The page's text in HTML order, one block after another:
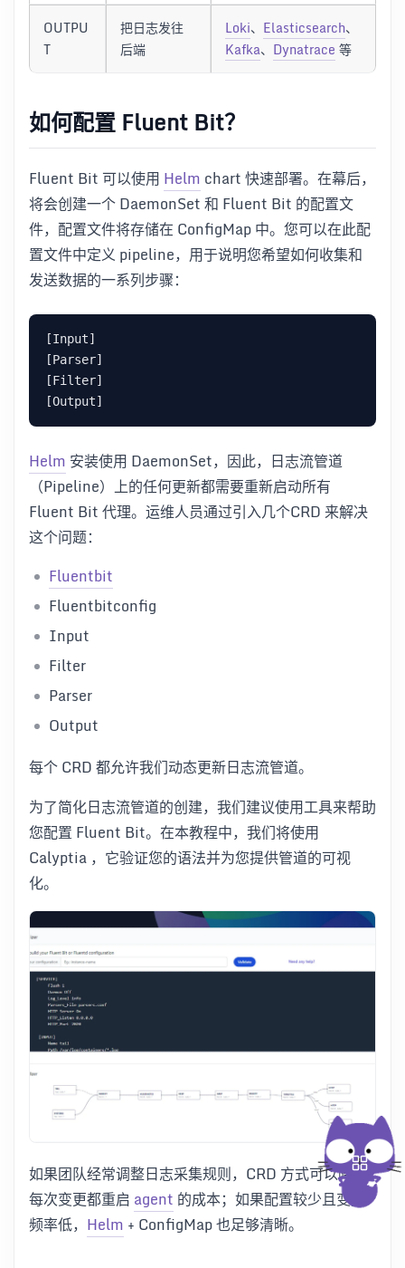
OUTPU
T
把日志发往
后端
Loki、 Elasticsearch、
Kafka、 Dynatrace 等
如何配置 Fluent Bit？
Fluent Bit 可以使用 Helm chart 快速部署。在幕后，
将会创建一个 DaemonSet 和 Fluent Bit 的配置文
件，配置文件将存储在 ConfigMap 中。您可以在此配
置文件中定义 pipeline，用于说明您希望如何收集和
发送数据的一系列步骤：
[Input]
[Parser]
[Filter]
Helm 安装使用 DaemonSet，因此，日志流管道
（Pipeline）上的任何更新都需要重新启动所有
Fluent Bit 代理。运维人员通过引入几个CRD 来解决
这个问题：
Fluentbit
Fluentbitconfig
Input
Filter
Parser
Output
每个 CRD 都允许我们动态更新日志流管道。
为了简化日志流管道的创建，我们建议使用工具来帮助
您配置 Fluent Bit。在本教程中，我们将使用
Calyptia ，它验证您的语法并为您提供管道的可视
化。
如果团队经常调整日志采集规则，CRD 方式可以降低
每次变更都重启 agent 的成本；如果配置较少且变更
频率低， Helm + ConfigMap 也足够清晰。